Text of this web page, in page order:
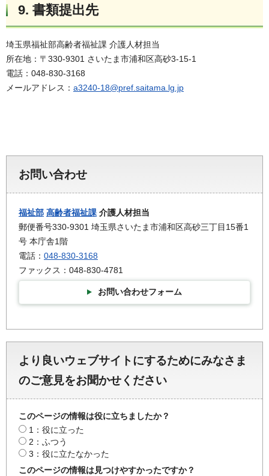
9. 書類提出先
埼玉県福祉部高齢者福祉課 介護人材担当
所在地：〒330-9301 さいたま市浦和区高砂3-15-1
電話：048-830-3168
メールアドレス： a3240-18@pref.saitama.lg.jp
お問い合わせ
福祉部 高齢者福祉課 介護人材担当
郵便番号330-9301 埼玉県さいたま市浦和区高砂三丁目15番1
号 本庁舎1階
電話： 048-830-3168
ファックス：048-830-4781
お問い合わせフォーム
より良いウェブサイトにするためにみなさま
のご意見をお聞かせください
このページの情報は役に立ちましたか？
1：役に立った
2：ふつう
3：役に立たなかった
このページの情報は見つけやすかったですか？